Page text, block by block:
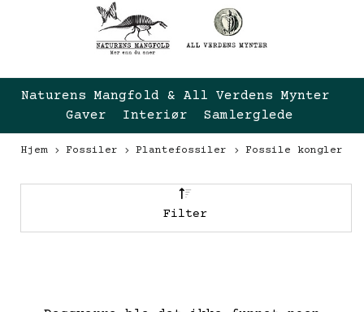
Naturens Mangfold & All Verdens Mynter 
Gaver  Interiør  Samlerglede
Hjem Fossiler Plantefossiler Fossile kongler
Filter